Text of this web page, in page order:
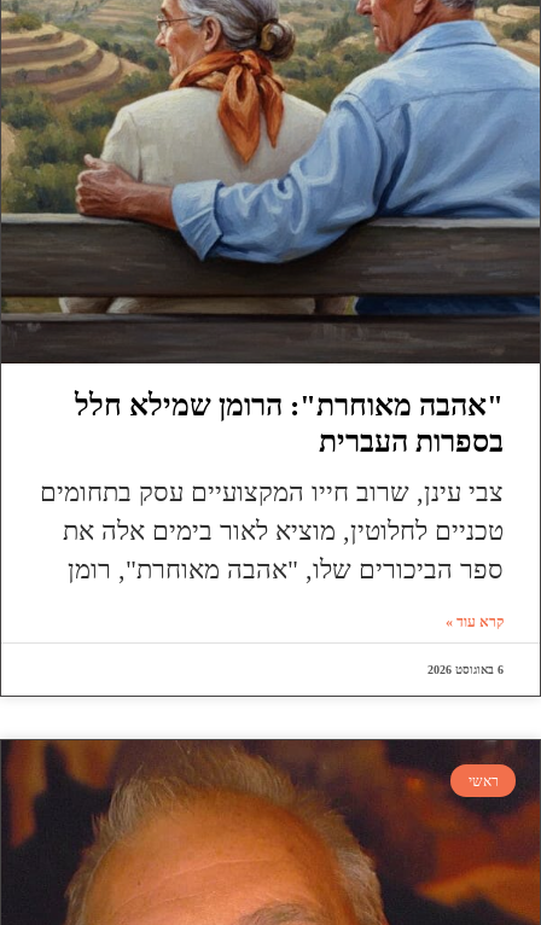
"אהבה מאוחרת": הרומן שמילא חלל
בספרות העברית
צבי עינן, שרוב חייו המקצועיים עסק בתחומים
טכניים לחלוטין, מוציא לאור בימים אלה את
ספר הביכורים שלו, "אהבה מאוחרת", רומן
קרא עוד »
6 באוגוסט 2026
ראשי